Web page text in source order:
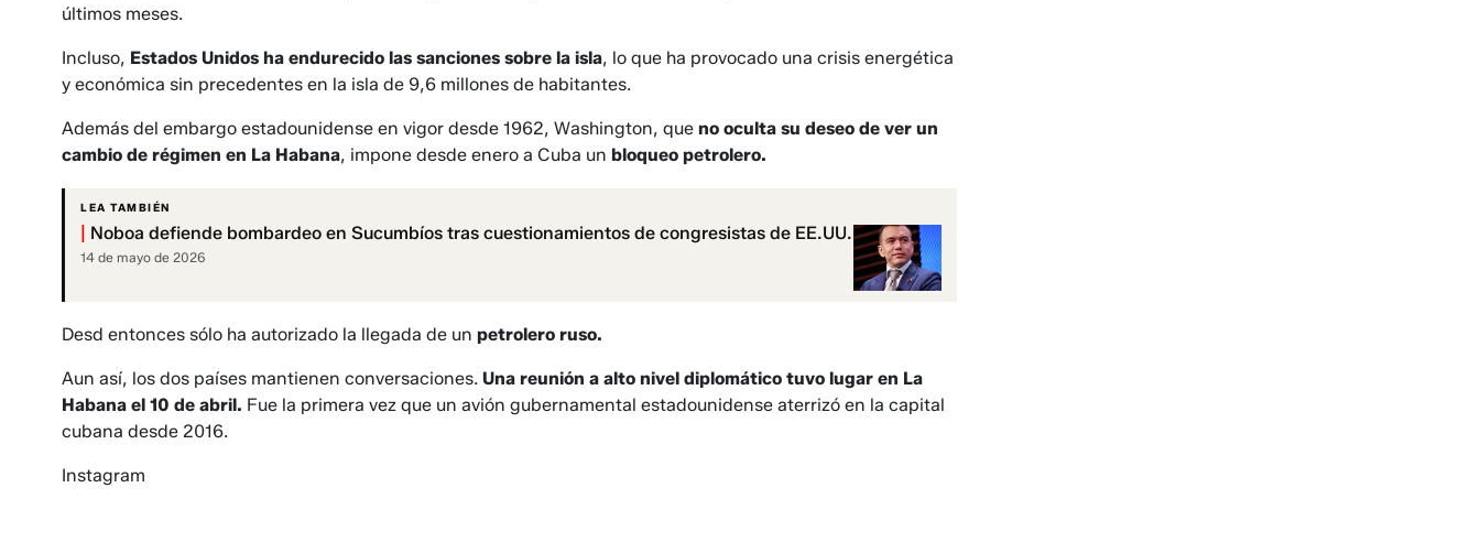
últimos meses.
Incluso, Estados Unidos ha endurecido las sanciones sobre la isla, lo que ha provocado una crisis energética
y económica sin precedentes en la isla de 9,6 millones de habitantes.
Además del embargo estadounidense en vigor desde 1962, Washington, que no oculta su deseo de ver un
cambio de régimen en La Habana, impone desde enero a Cuba un bloqueo petrolero.
LEA TAMBIÉN
Noboa defiende bombardeo en Sucumbíos tras cuestionamientos de congresistas de EE.UU.
14 de mayo de 2026
Desd entonces sólo ha autorizado la llegada de un petrolero ruso.
Aun así, los dos países mantienen conversaciones. Una reunión a alto nivel diplomático tuvo lugar en La
Habana el 10 de abril. Fue la primera vez que un avión gubernamental estadounidense aterrizó en la capital
cubana desde 2016.
Instagram